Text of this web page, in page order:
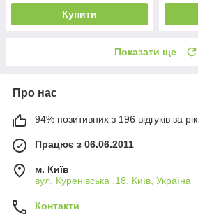
Купити
Показати ще
Про нас
94% позитивних з 196 відгуків за рік
Працює з 06.06.2011
м. Київ
вул. Куренівська ,18, Київ, Україна
Контакти